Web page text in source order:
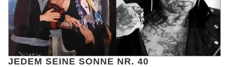
JEDEM SEINE SONNE NR. 40